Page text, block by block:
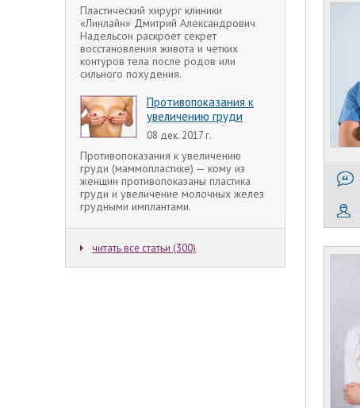
Пластический хирург клиники
«Линлайн» Дмитрий Александрович
Надельсон раскроет секрет
восстановления живота и четких
контуров тела после родов или
сильного похудения.
Противопоказания к
увеличению груди
08 дек. 2017 г.
Противопоказания к увеличению
груди (маммопластике) — кому из
женщин противопоказаны пластика
груди и увеличение молочных желез
грудными имплантами.
читать все статьи (300)